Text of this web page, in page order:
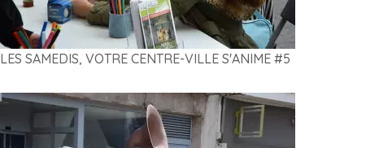
LES SAMEDIS, VOTRE CENTRE-VILLE S'ANIME #5